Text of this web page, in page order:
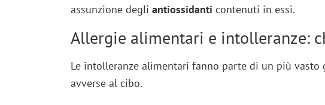
assunzione degli antiossidanti contenuti in essi.
Allergie alimentari e intolleranze:
Le intolleranze alimentari fanno parte di un più
avverse al cibo.